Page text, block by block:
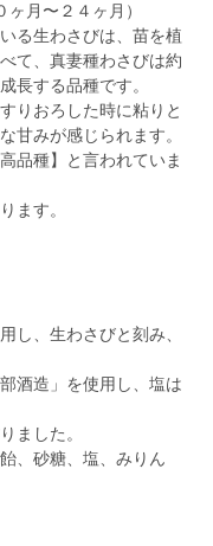
月〜２４ヶ月）
る生わさびは、苗を植
て、真妻種わさびは約
長する品種です。
りおろした時に粘りと
甘みが感じられます。
品種】と言われていま
ます。
し、生わさびと刻み、
酒造」を使用し、塩は
ました。
、砂糖、塩、みりん